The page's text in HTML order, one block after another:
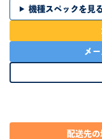
機種スペックを見る
メ
配送先